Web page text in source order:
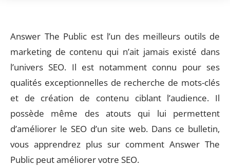
Answer The Public est l’un des meilleurs outils de
marketing de contenu qui n’ait jamais existé dans
l’univers SEO. Il est notamment connu pour ses
qualités exceptionnelles de recherche de mots-clés
et de création de contenu ciblant l’audience. Il
possède même des atouts qui lui permettent
d’améliorer le SEO d’un site web. Dans ce bulletin,
vous apprendrez plus sur comment Answer The
Public peut améliorer votre SEO.